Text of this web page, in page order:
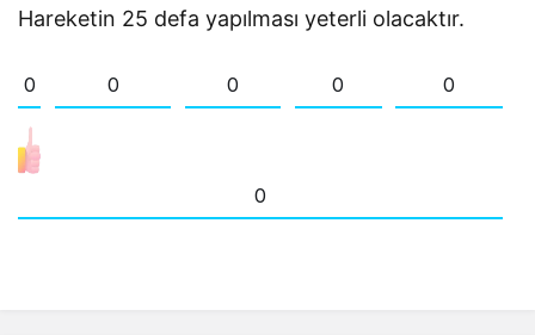
Hareketin 25 defa yapılması yeterli olacaktır.
0 0 0 0 0
0